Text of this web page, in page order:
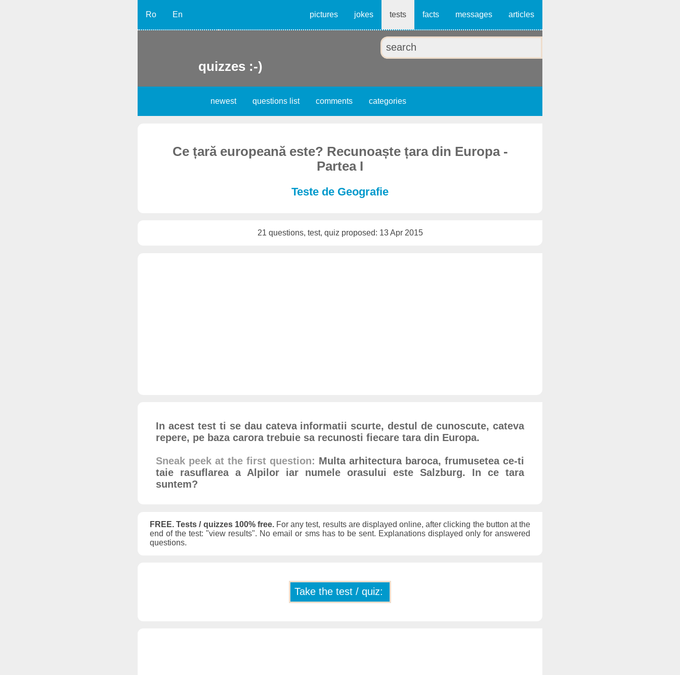
Ro En pictures jokes tests facts messages articles
quizzes :-)
newest questions list comments categories
Ce țară europeană este? Recunoaște țara din Europa -
Partea I
Teste de Geografie
21 questions, test, quiz proposed: 13 Apr 2015
In acest test ti se dau cateva informatii scurte, destul de cunoscute, cateva
repere, pe baza carora trebuie sa recunosti fiecare tara din Europa.
Sneak peek at the first question: Multa arhitectura baroca, frumusetea ce-ti
taie rasuflarea a Alpilor iar numele orasului este Salzburg. In ce tara
suntem?
FREE. Tests / quizzes 100% free.For any test, results are displayed online, after clicking the button at the
end of the test: "view results". No email or sms has to be sent. Explanations displayed only for answered
questions.